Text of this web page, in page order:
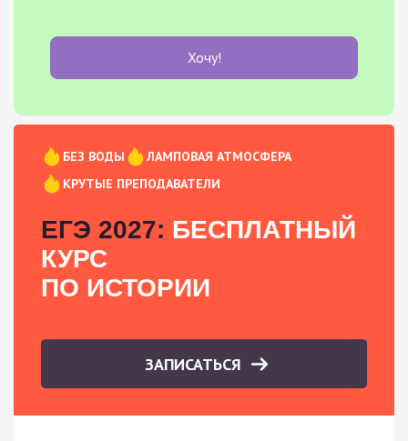
Хочу!
БЕЗ ВОДЫ
ЛАМПОВАЯ АТМОСФЕРА
КРУТЫЕ ПРЕПОДАВАТЕЛИ
ЕГЭ 2027: БЕСПЛАТНЫЙ
КУРС
ПО ИСТОРИИ
ЗАПИСАТЬСЯ